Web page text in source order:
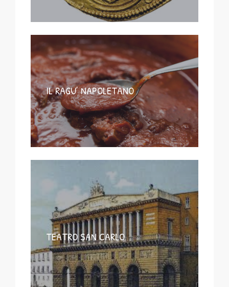
IL RAGU’ NAPOLETANO
TEATRO SAN CARLO